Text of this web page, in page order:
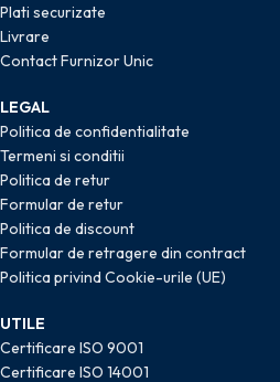
Plati securizate
Livrare
Contact Furnizor Unic
LEGAL
Politica de confidentialitate
Termeni si conditii
Politica de retur
Formular de retur
Politica de discount
Formular de retragere din contract
Politica privind Cookie-urile (UE)
UTILE
Certificare ISO 9001
Certificare ISO 14001